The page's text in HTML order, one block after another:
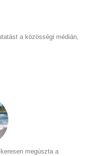
a közösségi médián,
megúszta a